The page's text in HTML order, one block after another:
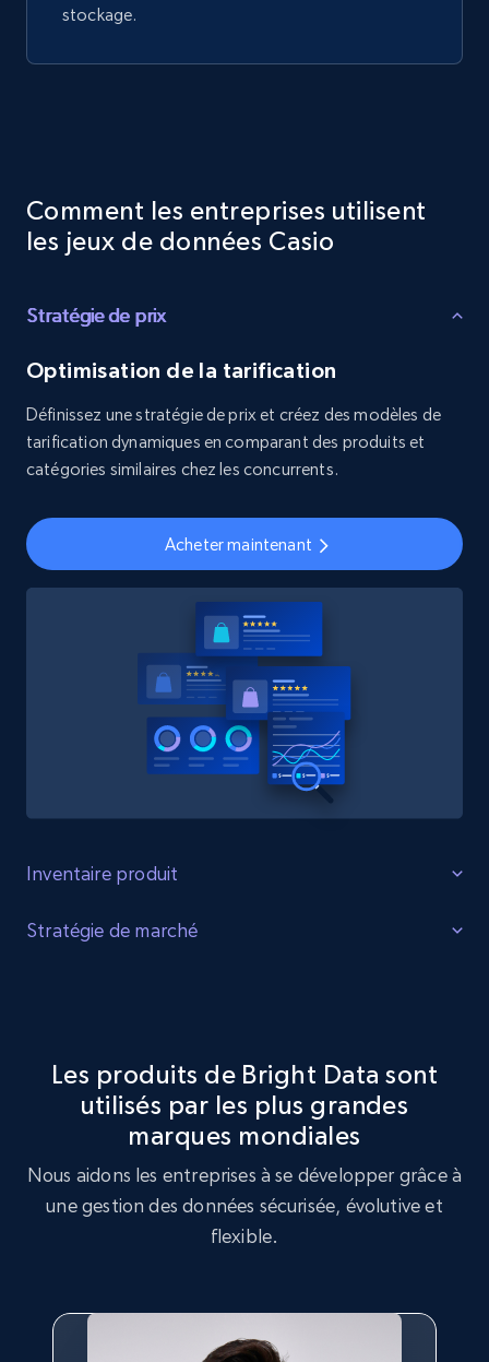
stockage.
Comment les entreprises utilisent
les jeux de données Casio
Stratégie de prix
Optimisation de la tarification
Définissez une stratégie de prix et créez des modèles de
tarification dynamiques en comparant des produits et
catégories similaires chez les concurrents.
Acheter maintenant
Inventaire produit
Identifier les lacunes
Acheter maintenant
Stratégie de marché
les préférences des clients.
Les produits de Bright Data sont
utilisés par les plus grandes
marques mondiales
Nous aidons les entreprises à se développer grâce à
une gestion des données sécurisée, évolutive et
flexible.